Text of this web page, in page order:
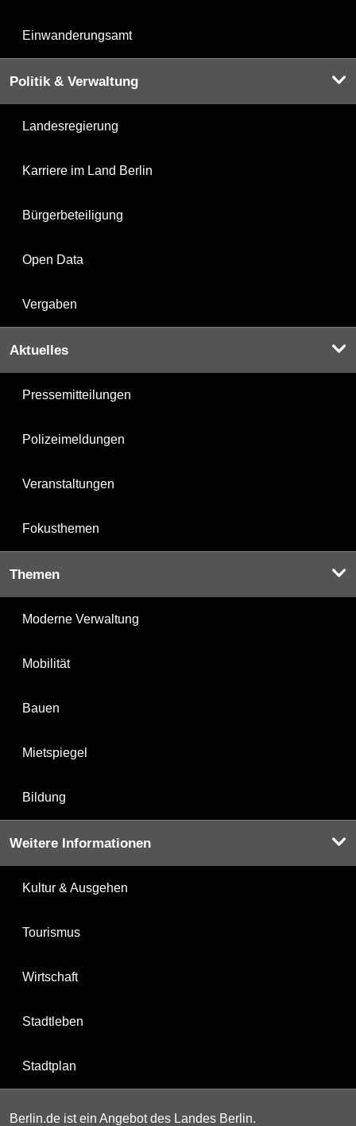
Einwanderungsamt
Politik & Verwaltung
Landesregierung
Karriere im Land Berlin
Bürgerbeteiligung
Open Data
Vergaben
Aktuelles
Pressemitteilungen
Polizeimeldungen
Veranstaltungen
Fokusthemen
Themen
Moderne Verwaltung
Mobilität
Bauen
Mietspiegel
Bildung
Weitere Informationen
Kultur & Ausgehen
Tourismus
Wirtschaft
Stadtleben
Stadtplan
Berlin.de ist ein Angebot des Landes Berlin.